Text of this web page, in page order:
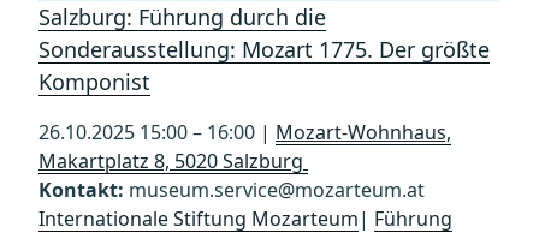
Salzburg: Führung durch die
Sonderausstellung: Mozart 1775. Der größte
Komponist
26.10.2025 15:00 – 16:00 | Mozart-Wohnhaus,
Makartplatz 8, 5020 Salzburg
Kontakt: museum.service@mozarteum.at
Internationale Stiftung Mozarteum| Führung